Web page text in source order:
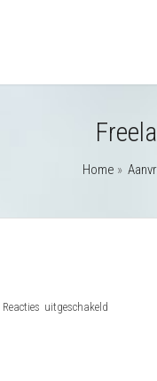
Home »
Reacties uitgeschakeld